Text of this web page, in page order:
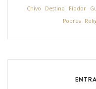
Chivo Destino Fiodor
Pobres